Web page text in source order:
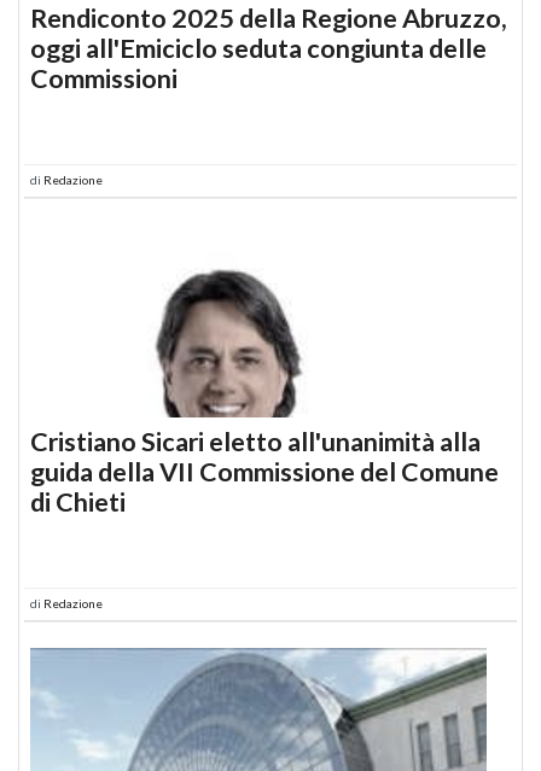
Rendiconto 2025 della Regione Abruzzo,
oggi all'Emiciclo seduta congiunta delle
Commissioni
di Redazione
Cristiano Sicari eletto all'unanimità alla
guida della VII Commissione del Comune
di Chieti
di Redazione